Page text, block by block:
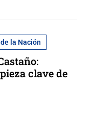
la Nación
clave de